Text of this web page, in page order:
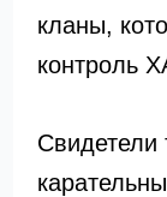
кланы,
контроль
Свидетели